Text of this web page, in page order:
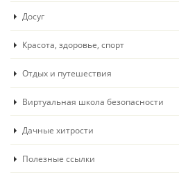
Досуг
Красота, здоровье, спорт
Отдых и путешествия
Виртуальная школа безопасности
Дачные хитрости
Полезные ссылки